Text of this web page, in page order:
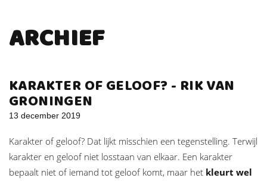
ARCHIEF
KARAKTER OF GELOOF? - RIK VAN
GRONINGEN
13 december 2019
Karakter of geloof? Dat lijkt misschien een tegenstelling. Terwijl
karakter en geloof niet losstaan van elkaar. Een karakter
bepaalt niet of iemand tot geloof komt, maar het kleurt wel